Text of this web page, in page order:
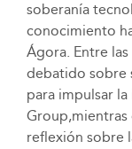
soberanía
conocimiento
Ágora. Entre las
debatido sobre
para impulsar
Group,mientras
reflexión sobre